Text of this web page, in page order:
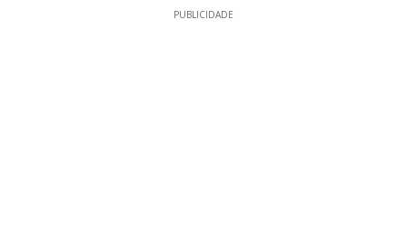
PUBLICIDADE